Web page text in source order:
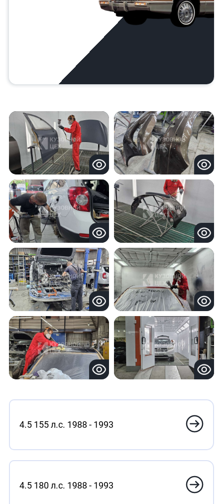
4.5 155 л.с. 1988 - 1993
4.5 180 л.с. 1988 - 1993